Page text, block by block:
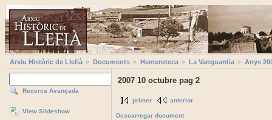
Arxiu Històric de Llefià Documents Hemeroteca La Vanguardia Anys
Recerca Avançada
View Slideshow
2007 10 octubre pag 2
primer anterior
Descarregar document